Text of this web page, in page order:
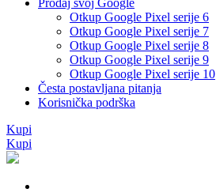
Prodaj svoj Google
Otkup Google Pixel serije 6
Otkup Google Pixel serije 7
Otkup Google Pixel serije 8
Otkup Google Pixel serije 9
Otkup Google Pixel serije 10
Česta postavljana pitanja
Korisnička podrška
Kupi
Kupi